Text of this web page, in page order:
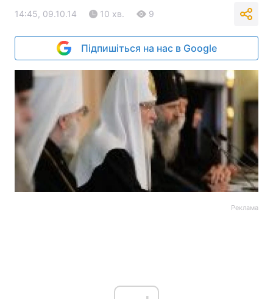
14:45, 09.10.14 10 хв. 9
Підпишіться на нас в Google
Реклама